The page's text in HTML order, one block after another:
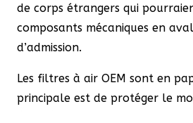
de corps étrangers qui
composants mécaniques en
d’admission.
Les filtres à air OEM sont en
principale est de protéger le